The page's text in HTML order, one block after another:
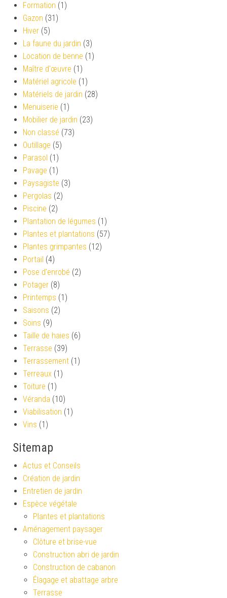
Formation (1)
Gazon (31)
Hiver (5)
La faune du jardin (3)
Location de benne (1)
Maître d'œuvre (1)
Matériel agricole (1)
Matériels de jardin (28)
Menuiserie (1)
Mobilier de jardin (23)
Non classé (73)
Outillage (5)
Parasol (1)
Pavage (1)
Paysagiste (3)
Pergolas (2)
Piscine (2)
Plantation de légumes (1)
Plantes et plantations (57)
Plantes grimpantes (12)
Portail (4)
Pose d'enrobé (2)
Potager (8)
Printemps (1)
Saisons (2)
Soins (9)
Taille de haies (6)
Terrasse (39)
Terrassement (1)
Terreaux (1)
Toiture (1)
Véranda (10)
Viabilisation (1)
Vins (1)
Sitemap
Actus et Conseils
Création de jardin
Entretien de jardin
Espèce végétale
Plantes et plantations
Aménagement paysager
Clôture et brise-vue
Construction abri de jardin
Construction de cabanon
Élagage et abattage arbre
Terrasse